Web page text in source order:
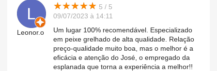
Leonor.o
★★★★★
★★★★★ 5 / 5
09/07/2023 à 14:11
Um lugar 100% recomendável. Especializado
em peixe grelhado de alta qualidade. Relação
preço-qualidade muito boa, mas o melhor é a
eficácia e atenção do José, o empregado da
esplanada que torna a experiência a melhor!!